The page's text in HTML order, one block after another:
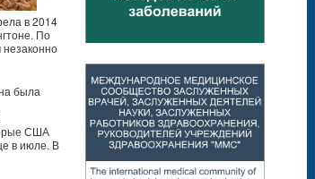
в 2014
По
была
США
в июле. В